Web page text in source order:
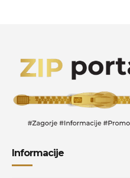
Informacije